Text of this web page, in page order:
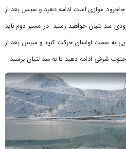
جاجرود موازی است ادامه دهید و سپس بعد از
به ورودی سد لتیان خواهید رسید. در مسیر دوم باید
به سمت لواسان حرکت کنید و سپس بعد از
شرقی ادامه دهید تا به سد لتیان برسید.